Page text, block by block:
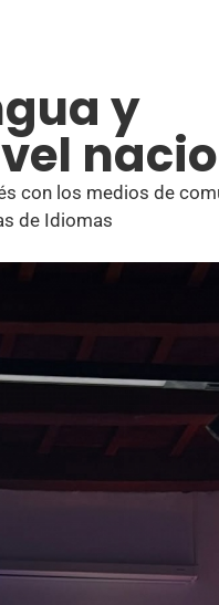
y
con los medios de
de Idiomas